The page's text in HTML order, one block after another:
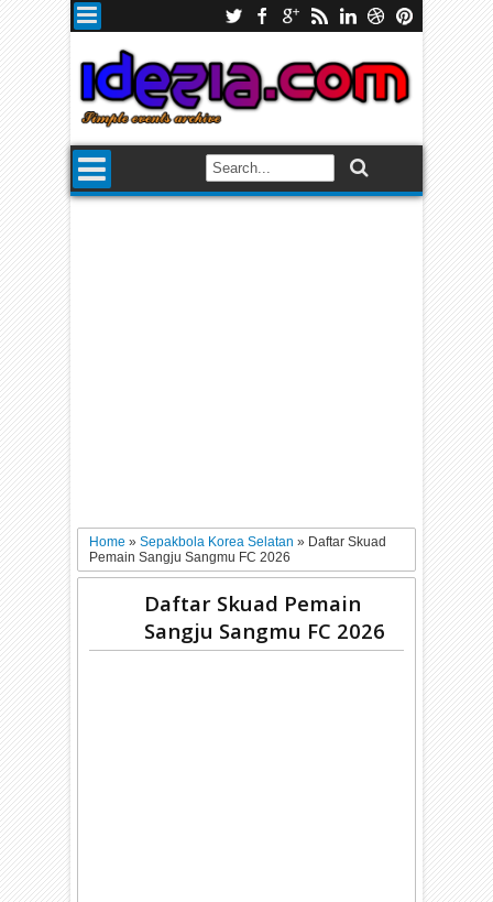
Home»Sepakbola Korea Selatan» Daftar Skuad
Pemain Sangju Sangmu FC 2026
Daftar Skuad Pemain
Sangju Sangmu FC 2026